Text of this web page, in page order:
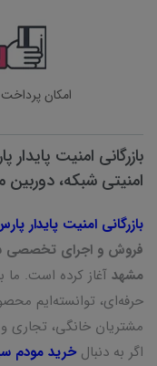
امکان پرداخت
بازرگانی امنیت
امنیتی شبکه،
بازرگانی امنیت پایدار
فروش و اجرای تخصصی
مشهد آغاز کرده است. ما
حرفه‌ای، توانسته‌ایم
مشتریان خانگی، تجاری و
اگر به دنبالخرید مودم